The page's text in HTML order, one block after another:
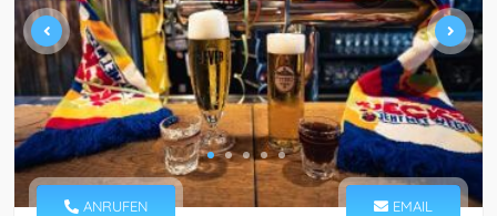
ANRUFEN EMAIL